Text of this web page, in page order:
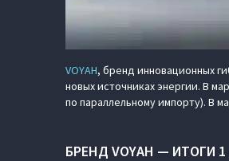
VOYAH, бренд инновационных
новых источниках энергии. В
по параллельному импорту). В
БРЕНД VOYAH — ИТОГИ